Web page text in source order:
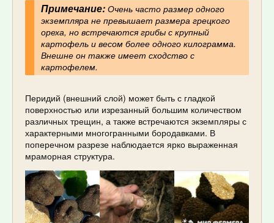
Примечание:Очень часто размер одного
экземпляра не превышает размера грецкого
ореха, но встречаются грибы с крупный
картофель и весом более одного килограмма.
Внешне он также имеет сходство с
картофелем.
Перидий (внешний слой) может быть с гладкой
поверхностью или изрезанный большим количеством
различных трещин, а также встречаются экземпляры с
характерными многогранными бородавками. В
поперечном разрезе наблюдается ярко выраженная
мраморная структура.